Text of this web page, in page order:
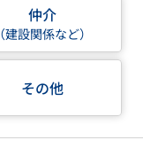
仲介
（建設関係など）
その他